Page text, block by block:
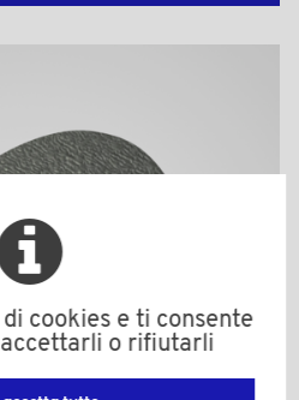
cookies e ti consente
o rifiutarli